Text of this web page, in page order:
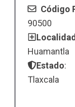
Código
90500
Huamantla
Estado:
Tlaxcala